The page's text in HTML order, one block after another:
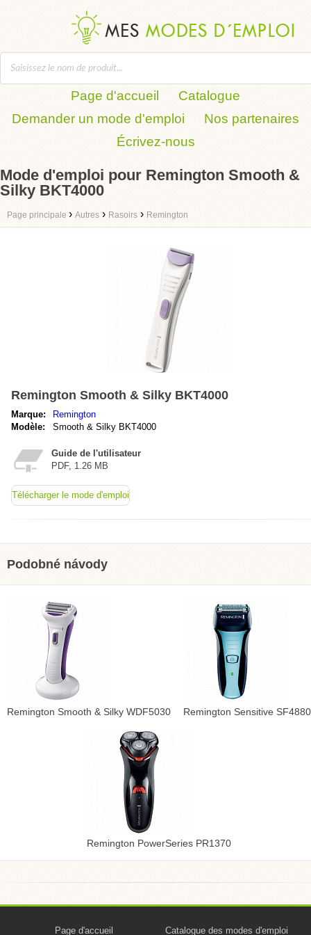
Page d'accueil
Catalogue
Demander un mode d'emploi
Nos partenaires
Écrivez-nous
Mode d'emploi pour Remington Smooth &
Silky BKT4000
Page principale › Autres › Rasoirs › Remington
Remington Smooth & Silky BKT4000
Marque:
Remington
Modèle:
Smooth & Silky BKT4000
Guide de l'utilisateur
PDF, 1.26 MB
Télécharger le mode d'emploi
Podobné návody
Remington Smooth & Silky WDF5030 Remington Sensitive SF4880
Remington PowerSeries PR1370
Page d'accueil Catalogue des modes d'emploi